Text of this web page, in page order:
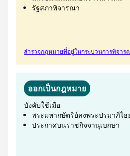
รัฐสภาพิจารณา
สำรวจกฎหมายที่อยู่ในกระบวนการพิจาร
ออกเป็นกฎหมาย
บังคับใช้เมื่อ
พระมหากษัตริย์ลงพระปรมาภิไธ
ประกาศบนราชกิจจานุเบกษา